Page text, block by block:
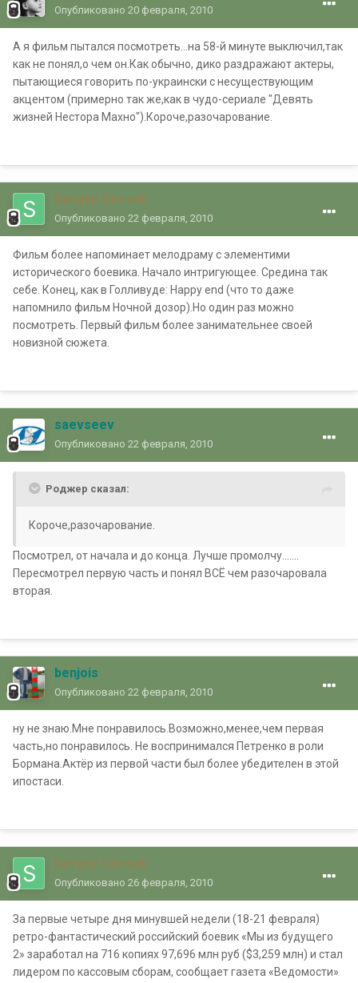
Опубликовано 20 февраля, 2010
А я фильм пытался посмотреть...на 58-й минуте выключил,так
как не понял,о чем он.Как обычно, дико раздражают актеры,
пытающиеся говорить по-украински с несуществующим
акцентом (примерно так же,как в чудо-сериале "Девять
жизней Нестора Махно").Короче,разочарование.
Sergey Chesak
Опубликовано 22 февраля, 2010
Фильм более напоминает мелодраму с элементими
исторического боевика. Начало интригующее. Средина так
себе. Конец, как в Голливуде: Happy end (что то даже
напомнило фильм Ночной дозор).Но один раз можно
посмотреть. Первый фильм более занимательнее своей
новизной сюжета.
saevseev
Опубликовано 22 февраля, 2010
Роджер сказал:
Короче,разочарование.
Посмотрел, от начала и до конца. Лучше промолчу.......
Пересмотрел первую часть и понял ВСЁ чем разочаровала
вторая.
benjois
Опубликовано 22 февраля, 2010
ну не знаю.Мне понравилось.Возможно,менее,чем первая
часть,но понравилось. Не воспринимался Петренко в роли
Бормана.Актёр из первой части был более убедителен в этой
ипостаси.
Sergey Chesak
Опубликовано 26 февраля, 2010
За первые четыре дня минувшей недели (18-21 февраля)
ретро-фантастический российский боевик «Мы из будущего
2» заработал на 716 копиях 97,696 млн руб ($3,259 млн) и стал
лидером по кассовым сборам, сообщает газета «Ведомости»